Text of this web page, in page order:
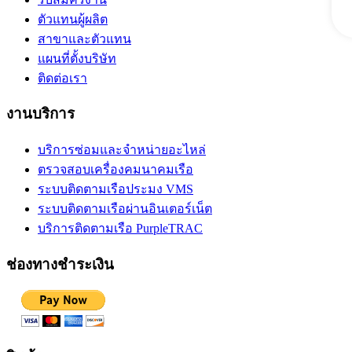
ตัวแทนผู้ผลิต
สาขาและตัวแทน
แผนที่ตั้งบริษัท
ติดต่อเรา
งานบริการ
บริการซ่อมและจำหน่ายอะไหล่
ตรวจสอบเครื่องคมนาคมเรือ
ระบบติดตามเรือประมง VMS
ระบบติดตามเรือผ่านอินเตอร์เน็ต
บริการติดตามเรือ PurpleTRAC
ช่องทางชำระเงิน